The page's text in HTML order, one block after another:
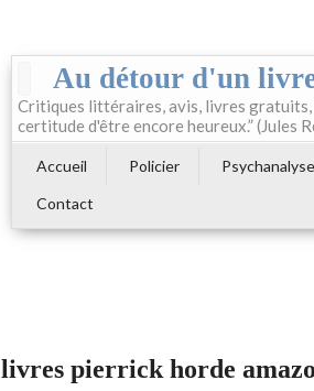
Au détour d'un
Critiques littéraires, avis, livres gratuits,
certitude d'être encore heureux.” (Jules
Accueil Policier Psychanalyse
Contact
livres pierrick horde